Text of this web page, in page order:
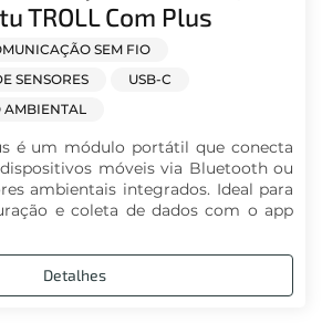
TROLL Com Plus
SEM FIO
SENSORES
USB-C
AMBIENTAL
é um módulo portátil que conecta
móveis via Bluetooth ou
ambientais integrados. Ideal para
e coleta de dados com o app
Detalhes